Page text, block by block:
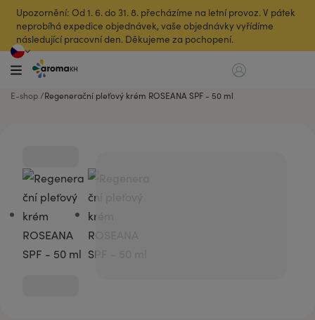
Upozornění: Od 1. 6. do 31. 8. přecházíme na letní provoz. V pátek
neprobíhá expedice objednávek, vaše objednávky vyřídíme
následující pracovní den. Děkujeme za pochopení.
E-shop Regenerační pleťový krém ROSEANA SPF - 50 ml